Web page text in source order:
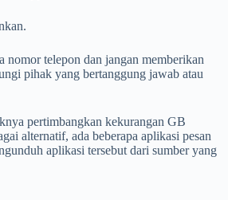
nomor telepon dan jangan memberikan
pihak yang bertanggung jawab atau
pertimbangkan kekurangan GB
alternatif, ada beberapa aplikasi pesan
aplikasi tersebut dari sumber yang